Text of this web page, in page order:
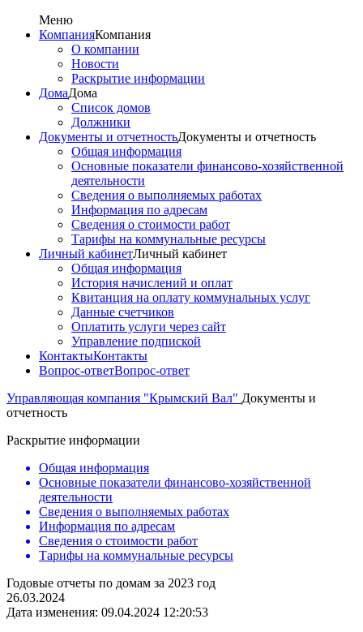
Меню
КомпанияКомпания
О компании
Новости
Раскрытие информации
ДомаДома
Список домов
Должники
Документы и отчетностьДокументы и отчетность
Общая информация
Основные показатели финансово-хозяйственной
деятельности
Сведения о выполняемых работах
Информация по адресам
Сведения о стоимости работ
Тарифы на коммунальные ресурсы
Личный кабинетЛичный кабинет
Общая информация
История начислений и оплат
Квитанция на оплату коммунальных услуг
Данные счетчиков
Оплатить услуги через сайт
Управление подпиской
КонтактыКонтакты
Вопрос-ответВопрос-ответ
Управляющая компания "Крымский Вал" Документы и
отчетность
Раскрытие информации
Общая информация
Основные показатели финансово-хозяйственной
деятельности
Сведения о выполняемых работах
Информация по адресам
Сведения о стоимости работ
Тарифы на коммунальные ресурсы
Годовые отчеты по домам за 2023 год
26.03.2024
Дата изменения: 09.04.2024 12:20:53